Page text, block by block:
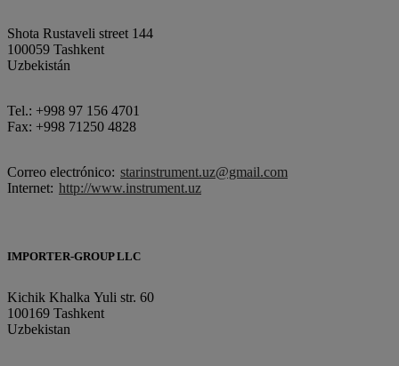
Shota Rustaveli street 144
100059 Tashkent
Uzbekistán
Tel.: +998 97 156 4701
Fax: +998 71250 4828
Correo electrónico: starinstrument.uz@gmail.com
Internet: http://www.instrument.uz
IMPORTER-GROUP LLC
Kichik Khalka Yuli str. 60
100169 Tashkent
Uzbekistan